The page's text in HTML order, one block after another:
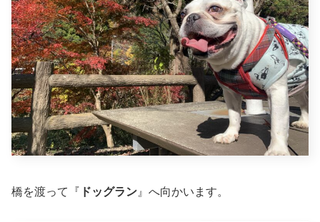
橋を渡って『 ドッグラン』へ向かいます。